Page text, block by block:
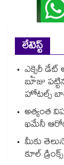
లేటెస్ట్
ఎక్సైరీ
బూజు
హోటల్స్
అత్యంత
ఖమేనీ
మీకు
కూల్